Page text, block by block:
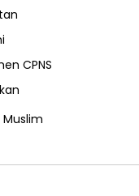
CPNS
Muslim